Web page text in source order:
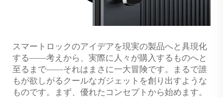
スマートロックのアイデアを現実の製品へと具現化
する——考えから、実際に人々が購入するものへと
至るまで——それはまさに一大冒険です。まるで誰
もが欲しがるクールなガジェットを創り出すような
ものです。まず、優れたコンセプトから始めます。